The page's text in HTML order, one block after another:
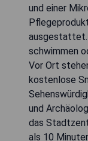
und einer
ausgestattet.
schwimmen
Vor Ort
kostenlose
und
das
als 10